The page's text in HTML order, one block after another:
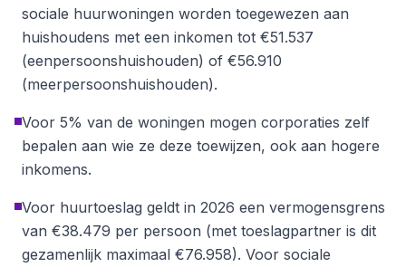
sociale huurwoningen worden toegewezen aan
huishoudens met een inkomen tot €51.537
(eenpersoonshuishouden) of €56.910
(meerpersoonshuishouden).
Voor 5% van de woningen mogen corporaties zelf
bepalen aan wie ze deze toewijzen, ook aan hogere
inkomens.
Voor huurtoeslag geldt in 2026 een vermogensgrens
van €38.479 per persoon (met toeslagpartner is dit
gezamenlijk maximaal €76.958). Voor sociale